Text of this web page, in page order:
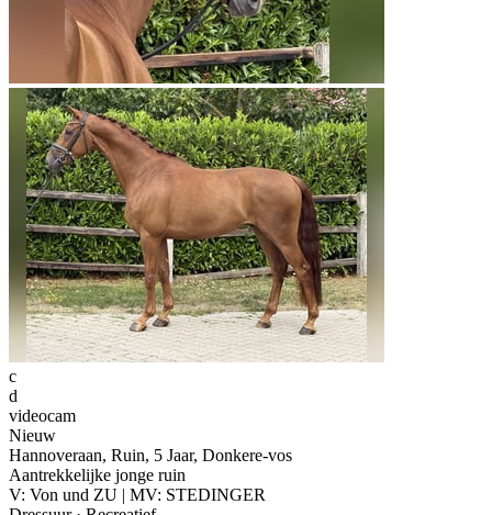
c
d
videocam
Nieuw
Hannoveraan, Ruin, 5 Jaar, Donkere-vos
Aantrekkelijke jonge ruin
V: Von und ZU | MV: STEDINGER